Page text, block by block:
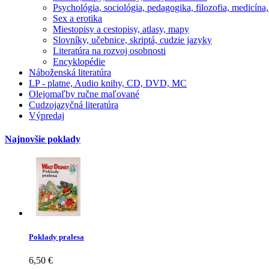
Psychológia, sociológia, pedagogika, filozofia,
Sex a erotika
Miestopisy a cestopisy, atlasy, mapy
Slovníky, učebnice, skriptá, cudzie jazyky
Literatúra na rozvoj osobnosti
Encyklopédie
Náboženská literatúra
LP - platne, Audio knihy, CD, DVD, MC
Olejomaľby ručne maľované
Cudzojazyčná literatúra
Výpredaj
Najnovšie poklady
Poklady pralesa
6,50 €